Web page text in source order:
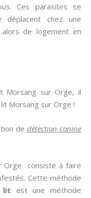
Ces parasites se
déplacent chez une
de logement en
Morsang sur Orge, il
Morsang sur Orge !
de détection canine
Orgeconsiste à faire
Cette méthode
lit est une méthode